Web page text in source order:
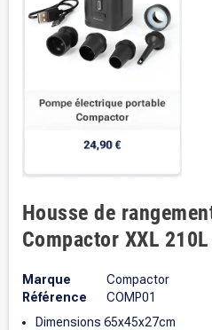
Housse de
Compactor XXL 210L
Marque
Compactor
Référence
COMP01
Dimensions 65x45x27cm